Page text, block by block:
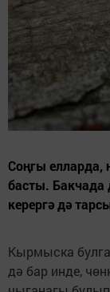
Соңгы елларда,
басты. Бакчада
керергә дә
Кырмыска
дә бар инде,